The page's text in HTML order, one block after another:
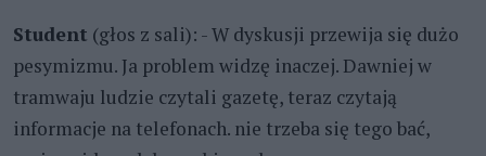
Student (głos z sali): - W dyskusji przewija się dużo
pesymizmu. Ja problem widzę inaczej. Dawniej w
tramwaju ludzie czytali gazetę, teraz czytają
informacje na telefonach. nie trzeba się tego bać,